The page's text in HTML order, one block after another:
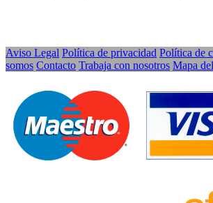
Aviso Legal Política de privacidad Política de
somos Contacto Trabaja con nosotros Mapa